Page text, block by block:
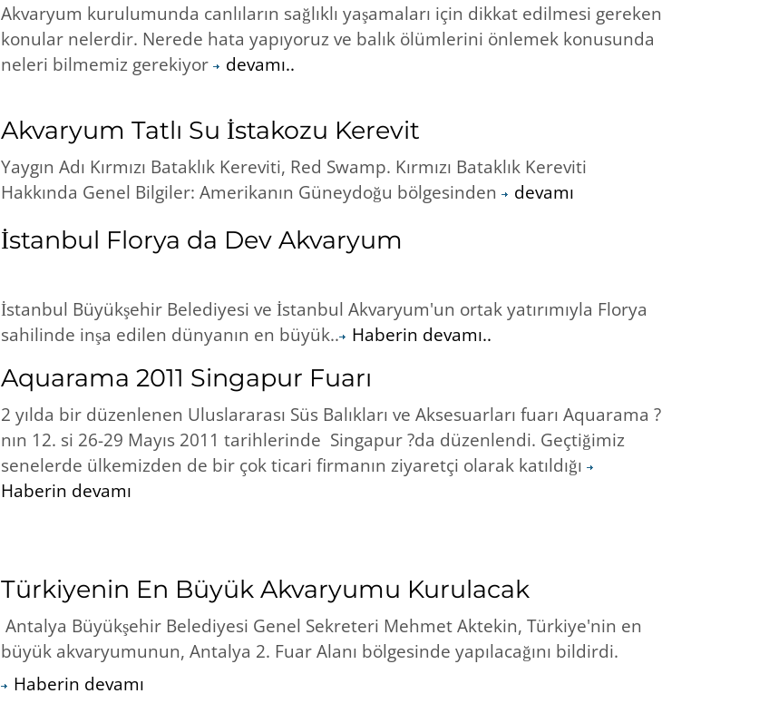
Akvaryum kurulumunda canlıların sağlıklı yaşamaları için dikkat edilmesi gereken
konular nelerdir. Nerede hata yapıyoruz ve balık ölümlerini önlemek konusunda
neleri bilmemiz gerekiyor
devamı..
Akvaryum Tatlı Su İstakozu Kerevit
Yaygın Adı Kırmızı Bataklık Kereviti, Red Swamp. Kırmızı Bataklık Kereviti
Hakkında Genel Bilgiler: Amerikanın Güneydoğu bölgesinden
devamı
İstanbul Florya da Dev Akvaryum
İstanbul Büyükşehir Belediyesi ve İstanbul Akvaryum'un ortak yatırımıyla Florya
sahilinde inşa edilen dünyanın en büyük.. Haberin devamı..
Aquarama 2011 Singapur Fuarı
2 yılda bir düzenlenen Uluslararası Süs Balıkları ve Aksesuarları fuarı Aquarama ?
nın 12. si 26-29 Mayıs 2011 tarihlerinde Singapur ?da düzenlendi. Geçtiğimiz
senelerde ülkemizden de bir çok ticari firmanın ziyaretçi olarak katıldığı
Haberin devamı
Türkiyenin En Büyük Akvaryumu Kurulacak
Antalya Büyükşehir Belediyesi Genel Sekreteri Mehmet Aktekin, Türkiye'nin en
büyük akvaryumunun, Antalya 2. Fuar Alanı bölgesinde yapılacağını bildirdi.
Haberin devamı